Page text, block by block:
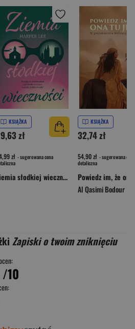
KSIĄŻKA
zł
zł - sugerowana cena
Ziemia słodkiej wieczności
KSIĄŻKA
32,74 zł
54,90 zł - sugerowana cena
detaliczna
Al Qasimi Bodour
Zapiski o twoim zniknięciu
/10